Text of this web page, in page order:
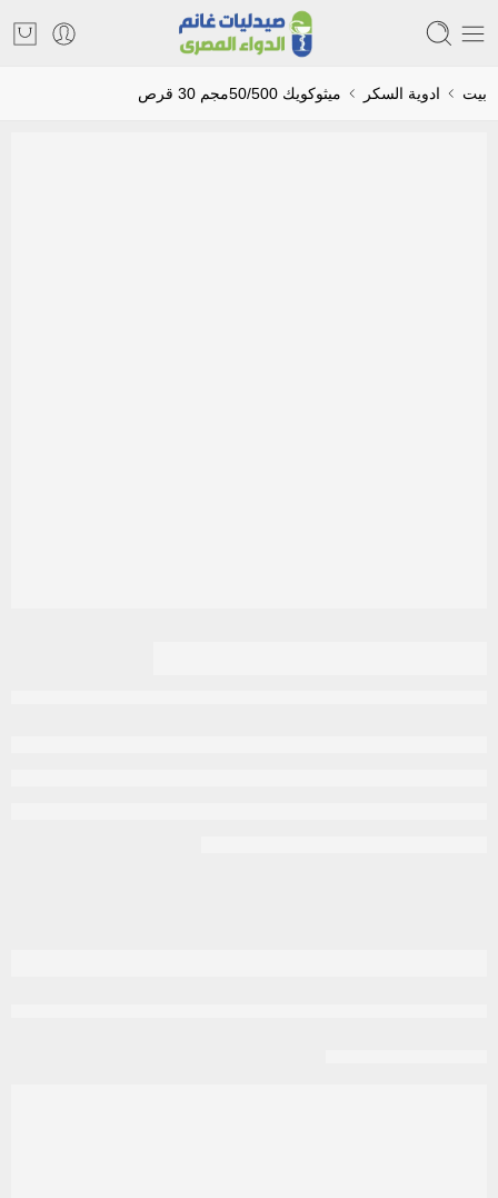
بيت ادوية السكر ميثوكويك 50/500مجم 30 قرص